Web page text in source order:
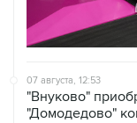
07 августа, 12:53
"Внуково"
"Домодедово"